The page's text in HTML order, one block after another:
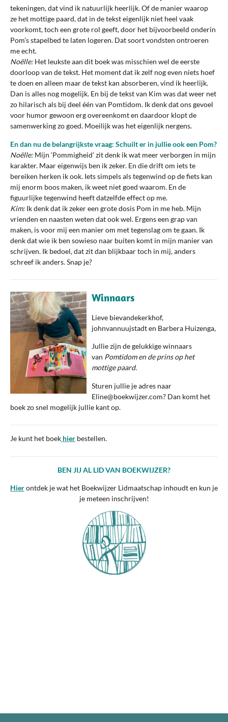
tekeningen, dat vind ik natuurlijk heerlijk. Of de manier waarop
ze het mottige paard, dat in de tekst eigenlijk niet heel vaak
voorkomt, toch een grote rol geeft, door het bijvoorbeeld onderin
Pom’s stapelbed te laten logeren. Dat soort vondsten ontroeren
me echt.
Noëlle: Het leukste aan dit boek was misschien wel de eerste
doorloop van de tekst. Het moment dat ik zelf nog even niets hoef
te doen en alleen maar de tekst kan absorberen, vind ik heerlijk.
Dan is alles nog mogelijk. En bij de tekst van Kim was dat weer net
zo hilarisch als bij deel één van Pomtidom. Ik denk dat ons gevoel
voor humor gewoon erg overeenkomt en daardoor klopt de
samenwerking zo goed. Moeilijk was het eigenlijk nergens.
En dan nu de belangrijkste vraag: Schuilt er in jullie ook een Pom?
Noëlle: Mijn ‘Pommigheid’ zit denk ik wat meer verborgen in mijn
karakter. Maar eigenwijs ben ik zeker. En die drift om iets te
bereiken herken ik ook. Iets simpels als tegenwind op de fiets kan
mij enorm boos maken, ik weet niet goed waarom. En de
figuurlijke tegenwind heeft datzelfde effect op me.
Kim: Ik denk dat ik zeker een grote dosis Pom in me heb. Mijn
vrienden en naasten weten dat ook wel. Ergens een grap van
maken, is voor mij een manier om met tegenslag om te gaan. Ik
denk dat wie ik ben sowieso naar buiten komt in mijn manier van
schrijven. Ik bedoel, dat zit dan blijkbaar toch in mij, anders
schreef ik anders. Snap je?
Winnaars
Lieve bievandekerkhof,
johnvannuujstadt en Barbera Huizenga,
Jullie zijn de gelukkige winnaars
van Pomtidom en de prins op het
mottige paard.
Sturen jullie je adres naar
Eline@boekwijzer.com? Dan komt het
boek zo snel mogelijk jullie kant op.
Je kunt het boek hier bestellen.
BEN JIJ AL LID VAN BOEKWIJZER?
Hierontdek je wat het Boekwijzer Lidmaatschap inhoudt en kun je
je meteen inschrijven!